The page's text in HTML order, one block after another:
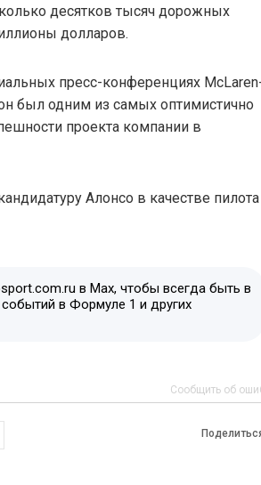
десятков тысяч дорожных
долларов.
пресс-конференциях
был одним из самых оптимистично
проекта компании в
Алонсо в качестве пилота
в Max, чтобы всегда быть в
в Формуле 1 и других
Сообщить об